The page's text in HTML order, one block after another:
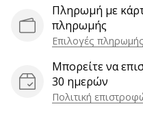
πρεσβευτής/
πρέσβειρα
Πληρωμή με
πληρωμής
Επιλογές πληρωμής
Μπορείτε να
30 ημερών
Πολιτική